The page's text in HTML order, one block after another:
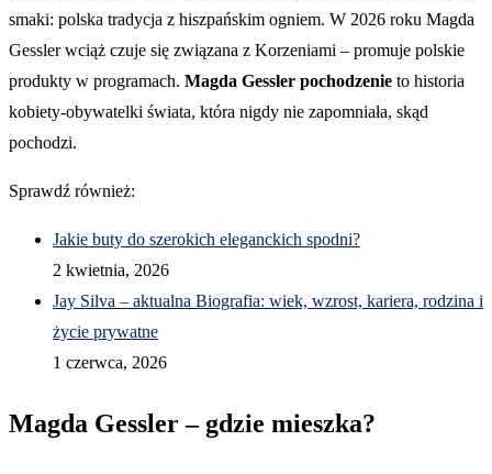
smaki: polska tradycja z hiszpańskim ogniem. W 2026 roku Magda
Gessler wciąż czuje się związana z Korzeniami – promuje polskie
produkty w programach. Magda Gessler pochodzenie to historia
kobiety-obywatelki świata, która nigdy nie zapomniała, skąd
pochodzi.
Sprawdź również:
Jakie buty do szerokich eleganckich spodni?
2 kwietnia, 2026
Jay Silva – aktualna Biografia: wiek, wzrost, kariera, rodzina i
życie prywatne
1 czerwca, 2026
Magda Gessler – gdzie mieszka?